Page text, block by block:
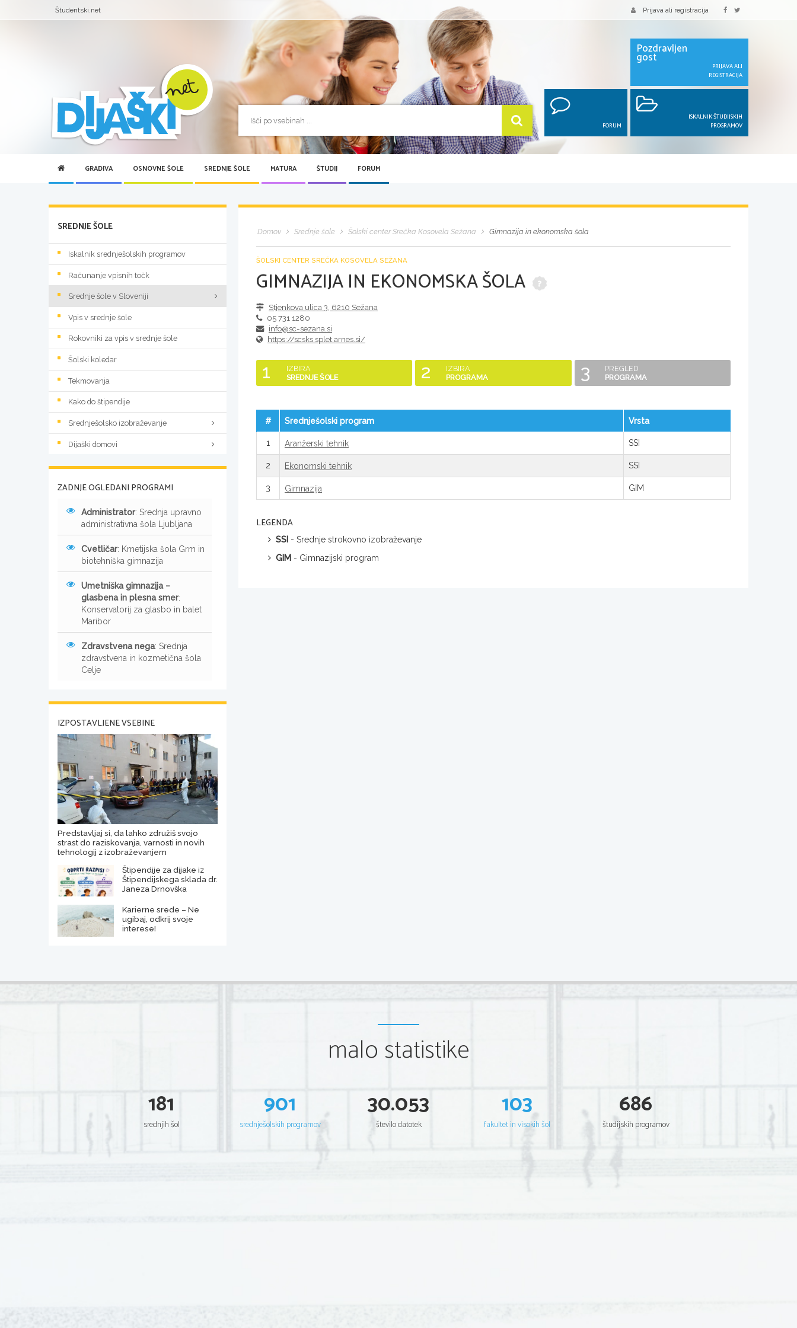
Študentski.net Prijava ali registracija
Pozdravljen
gost
PRIJAVA ALI
REGISTRACIJA
FORUM
ISKALNIK ŠTUDIJSKIH
PROGRAMOV
GRADIVA OSNOVNE ŠOLE SREDNJE ŠOLE MATURA ŠTUDIJ FORUM
Domov Srednje šole Šolski center Srečka Kosovela Sežana Gimnazija in ekonomska šola
ŠOLSKI CENTER SREČKA KOSOVELA SEŽANA
GIMNAZIJA IN EKONOMSKA ŠOLA
Stjenkova ulica 3 6210 Sežana
05 731 1280
info@sc-sezana.si
https://scsks.splet.arnes.si/
1
IZBIRA
SREDNJE ŠOLE
2
IZBIRA
PROGRAMA
3
PREGLED
PROGRAMA
# Srednješolski program Vrsta
1 Aranžerski tehnik SSI
2 Ekonomski tehnik SSI
3 Gimnazija GIM
LEGENDA
SSI - Srednje strokovno izobraževanje
GIM - Gimnazijski program
SREDNJE ŠOLE
Iskalnik srednješolskih programov
Računanje vpisnih točk
Srednje šole v Sloveniji
Vpis v srednje šole
Rokovniki za vpis v srednje šole
Šolski koledar
Tekmovanja
Kako do štipendije
Srednješolsko izobraževanje
Dijaški domovi
ZADNJE OGLEDANI PROGRAMI
Administrator: Srednja upravno
administrativna šola Ljubljana
Cvetličar: Kmetijska šola Grm in
biotehniška gimnazija
Umetniška gimnazija –
glasbena in plesna smer:
Konservatorij za glasbo in balet
Maribor
Zdravstvena nega: Srednja
zdravstvena in kozmetična šola
Celje
IZPOSTAVLJENE VSEBINE
Predstavljaj si, da lahko združiš svojo
strast do raziskovanja, varnosti in novih
tehnologij z izobraževanjem
Štipendije za dijake iz
Štipendijskega sklada dr.
Janeza Drnovška
Karierne srede – Ne
ugibaj, odkrij svoje
interese!
malo statistike
181
srednjih šol
901
srednješolskih programov
30.053
število datotek
103
fakultet in visokih šol
686
študijskih programov